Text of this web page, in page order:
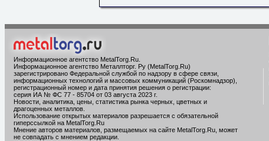
Информационное агентство MetalTorg.Ru
Информационное агентство Металлторг. Ру (MetalTorg.Ru)
зарегистрировано Федеральной службой по надзору в сфере связи,
информационных технологий и массовых коммуникаций (Роскомнадзор),
регистрационный номер и дата принятия решения о регистрации:
серия ИА № ФС 77 - 85704 от 03 августа 2023 г.
Новости, аналитика, цены, статистика рынка черных, цветных и
драгоценных металлов.
Использование открытых материалов разрешается с обязательной
гиперссылкой на MetalTorg.Ru
Мнение авторов материалов, размещаемых на сайте MetalTorg.Ru, может
не совпадать с мнением редакции.